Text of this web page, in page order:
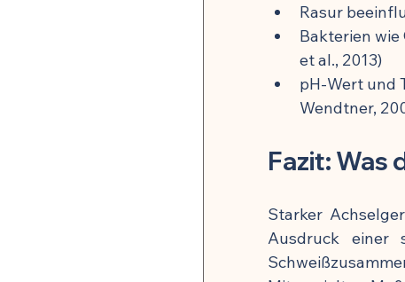
Rasur
Bakterien wie
et al., 2013)
pH-Wert und
Wendtner,
Fazit: Was
Starker
Ausdruck einer